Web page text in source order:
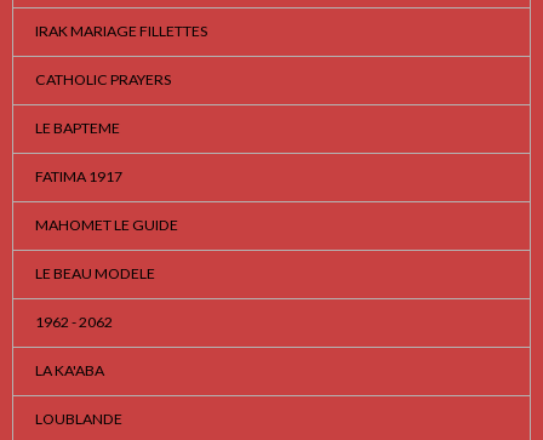
IRAK MARIAGE FILLETTES
CATHOLIC PRAYERS
LE BAPTEME
FATIMA 1917
MAHOMET LE GUIDE
LE BEAU MODELE
1962 - 2062
LA KA'ABA
LOUBLANDE